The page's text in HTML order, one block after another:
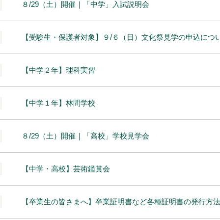
８/29（土）開催｜「中学」入試説明会
【受験生・保護者対象】９/６（日）文化祭見学の申込につ
【中学２年】理科実習
【中学１年】林間学校
８/29（土）開催｜「高校」学校見学会
【中学・高校】芸術鑑賞会
【卒業生の皆さまへ】卒業証明書など各種証明書の発行方